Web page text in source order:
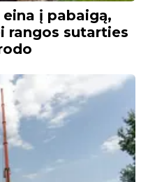
į pabaigą,
rangos sutarties